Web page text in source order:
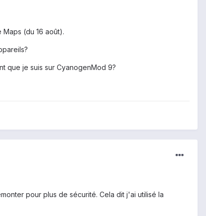
(du 16 août).
que je suis sur CyanogenMod 9?
pour plus de sécurité. Cela dit j'ai utilisé la